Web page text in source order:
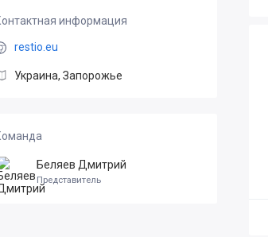
информация
restio.eu
Украина, Запорожье
Беляев Дмитрий
Представитель